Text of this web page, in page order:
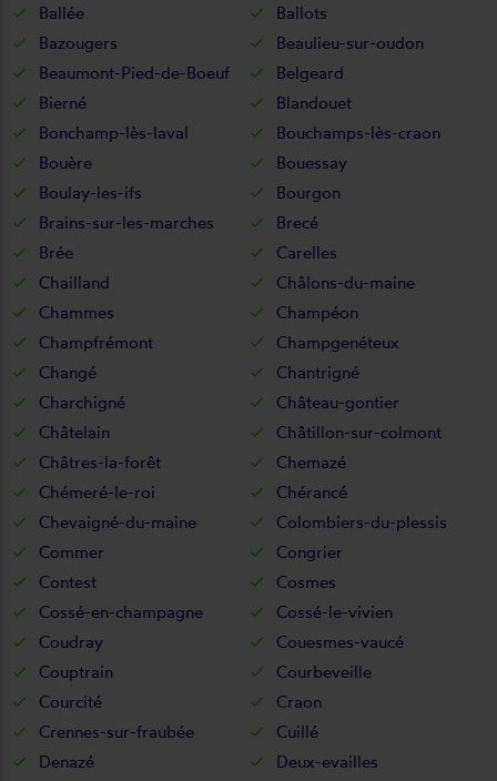
Ballée
Ballots
Bazougers
Beaulieu-sur-oudon
Beaumont-Pied-de-Boeuf
Belgeard
Bierné
Blandouet
Bonchamp-lès-laval
Bouchamps-lès-craon
Bouère
Bouessay
Boulay-les-ifs
Bourgon
Brains-sur-les-marches
Brecé
Brée
Carelles
Chailland
Châlons-du-maine
Chammes
Champéon
Champfrémont
Champgenéteux
Changé
Chantrigné
Charchigné
Château-gontier
Châtelain
Châtillon-sur-colmont
Châtres-la-forêt
Chemazé
Chémeré-le-roi
Chérancé
Chevaigné-du-maine
Colombiers-du-plessis
Commer
Congrier
Contest
Cosmes
Cossé-en-champagne
Cossé-le-vivien
Coudray
Couesmes-vaucé
Couptrain
Courbeveille
Courcité
Craon
Crennes-sur-fraubée
Cuillé
Denazé
Deux-evailles